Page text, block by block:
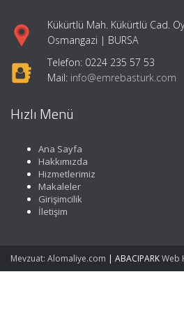
Kükürtlü Mah. Kükürtlü Cad.
Osmangazi | BURSA
Telefon: 0224 235 57 53
Mail: info@emrebasturk.com
Hızlı Menü
Ana Sayfa
Hakkımızda
Hizmetlerimiz
Makaleler
Girişimcilik
İletişim
Mevzuat: Alomaliye.com | ABACIPARKWeb